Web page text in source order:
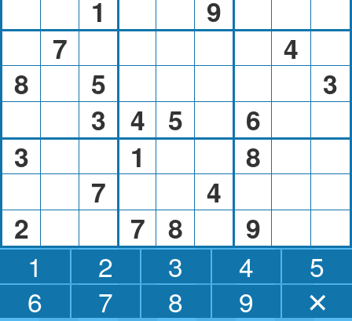
1
9
7
4
8
5
3
3
4 5
6
3
1
8
7
4
2
7 8 9
1 2 3 4
5
6
7 8 9 ✕